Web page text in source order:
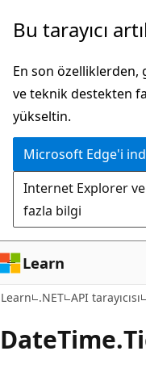
Ana
atla
Sayfa
gezintiye
atla
Bu tarayıcı
En son
ve teknik destekten
yükseltin.
Microsoft Edge'i
Internet Explorer
fazla bilgi
Learn
Learn .NET API tarayıcısı
DateTime.